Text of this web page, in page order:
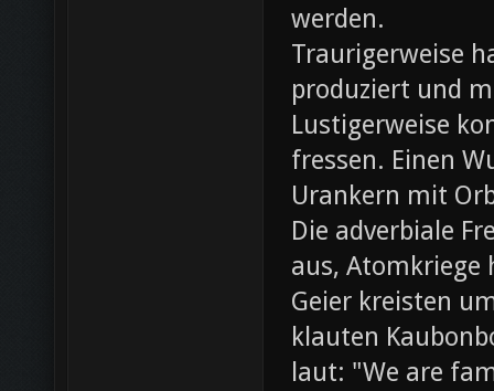
werden.
Traurigerweise
produziert und
Lustigerweise
fressen. Einen
Urankern mit
Die adverbiale
aus,
Geier kreisten
klauten
laut: "We are